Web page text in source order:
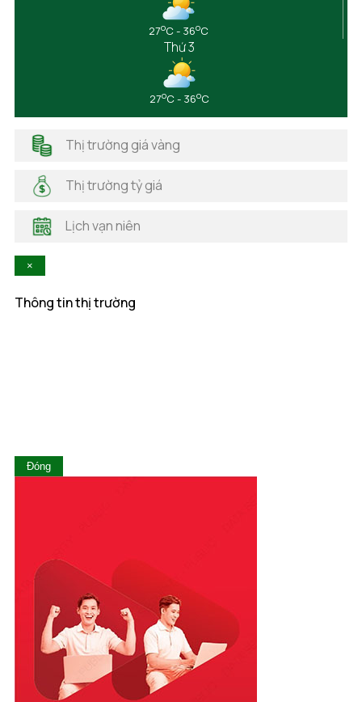
Hà Giang
Hải Dương
Hải Phòng
Hà Tĩnh
Hòa Bình
Lai Châu
Quảng Ngãi
Quảng Ninh
Quảng Trị
Sóc Trăng
Sơn La
Tây Ninh
Thái Bình
Thái Nguyên
27oC - 36oC
Thứ 3
27oC - 36oC
Thị trường giá vàng
Thị trường tỷ giá
Lịch vạn niên
×
Thông tin thị trường
Đóng